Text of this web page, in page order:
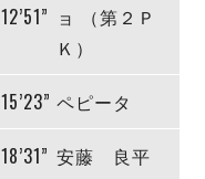
12’51” ョ （第２Ｐ
Ｋ）
15’23” ペピータ
18’31” 安藤 良平